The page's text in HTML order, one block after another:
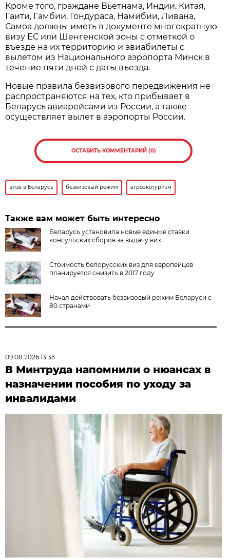
Кроме того, граждане Вьетнама, Индии, Китая,
Гаити, Гамбии, Гондураса, Намибии, Ливана,
Самоа должны иметь в документе многократную
визу ЕС или Шенгенской зоны с отметкой о
въезде на их территорию и авиабилеты с
вылетом из Национального аэропорта Минск в
течение пяти дней с даты въезда.
Новые правила безвизового передвижения не
распространяются на тех, кто прибывает в
Беларусь авиарейсами из России, а также
осуществляет вылет в аэропорты России.
ОСТАВИТЬ КОММЕНТАРИЙ (0)
виза в Беларусь безвизовый режим агроэкотуризм
Также вам может быть интересно
Беларусь установила новые единые ставки
консульских сборов за выдачу виз
Стоимость белорусских виз для европейцев
планируется снизить в 2017 году
Начал действовать безвизовый режим Беларуси с
80 странами
09.08.2026 13:35
В Минтруда напомнили о нюансах в
назначении пособия по уходу за
инвалидами